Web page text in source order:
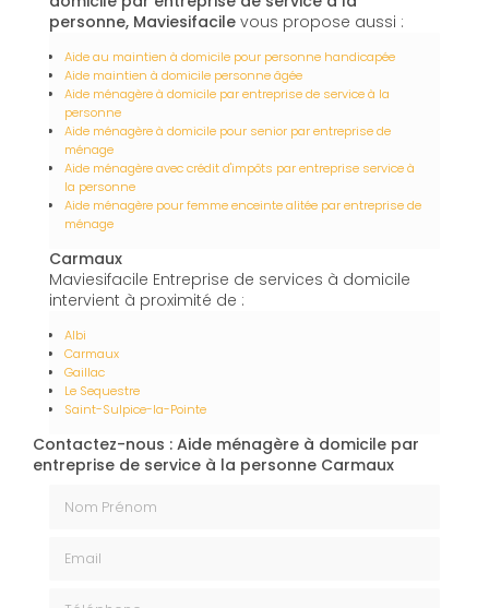
personne, Maviesifacile vous propose aussi :
Aide au maintien à domicile pour personne handicapée
Aide maintien à domicile personne âgée
Aide ménagère à domicile par entreprise de service à la
personne
Aide ménagère à domicile pour senior par entreprise de
ménage
Aide ménagère avec crédit d'impôts par entreprise service à
la personne
Aide ménagère pour femme enceinte alitée par entreprise de
ménage
Carmaux
Maviesifacile Entreprise de services à domicile
intervient à proximité de :
Albi
Carmaux
Gaillac
Le Sequestre
Saint-Sulpice-la-Pointe
Contactez-nous : Aide ménagère à domicile par
entreprise de service à la personne Carmaux